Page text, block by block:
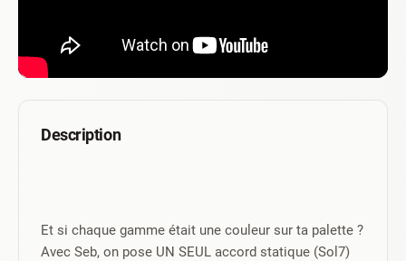
Description
Et si chaque gamme était une couleur sur ta palette ?
Avec Seb, on pose UN SEUL accord statique (Sol7)